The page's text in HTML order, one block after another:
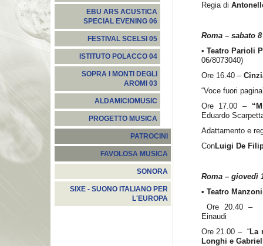
EBU ARS ACUSTICA
SPECIAL EVENING 06
FESTIVAL SCELSI 05
ISTITUTO POLACCO 04
SOPRA I MONTI DEGLI
AROMI 03
ALDAMICIOMUSIC
PROGETTO MUSICA
PATROCINI
FAVOLOSA MUSICA
SONORA
SIXE - SUONO ITALIANO PER
L'EUROPA
Regia di
Roma – sabato
• Teatro Parioli
06/8073040)
Ore 16.40 –
“Voce fuori
Ore 17.00 –
Eduardo
Adattamento e
ConLuigi De
Roma – giovedì
• Teatro Manzoni
Ore 20.40 –
Einaudi
Ore 21.00 – “La
Longhi e